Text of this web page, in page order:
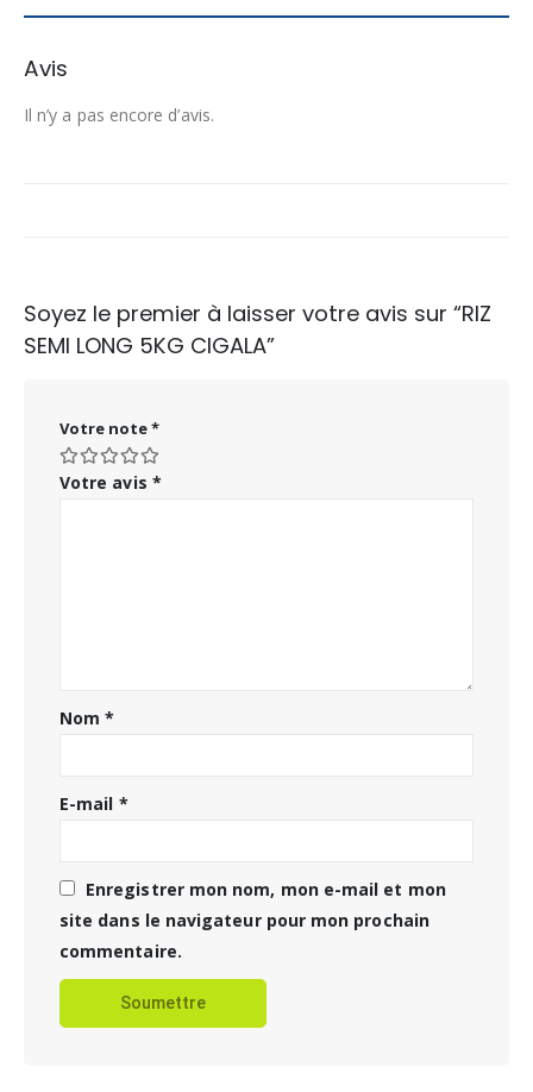
Avis
Il n’y a pas encore d’avis.
Soyez le premier à laisser votre avis sur “RIZ
SEMI LONG 5KG CIGALA”
Votre note*
Votre avis *
Nom*
E-mail *
Enregistrer mon nom, mon e-mail et mon
site dans le navigateur pour mon prochain
commentaire.